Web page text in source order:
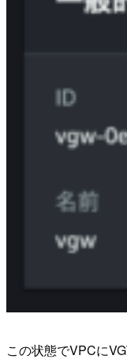
この状態でVPCに